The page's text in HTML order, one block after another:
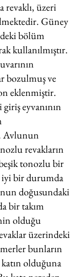
revaklı, üzeri
Güney
bölüm
kullanılmıştır.
bozulmuş ve
eklenmiştir.
eyvanının
Avlunun
revakların
tonozlu bir
bir durumda
doğusundaki
bir takım
olduğu
üzerindeki
bunların
olduğuna